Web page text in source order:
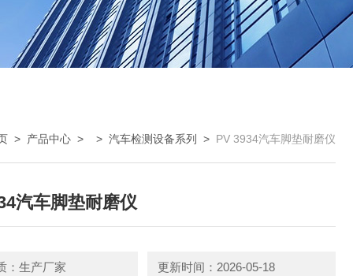
> 产品中心 > > 汽车检测设备系列 > PV 3934汽车脚垫耐磨仪
汽车脚垫耐磨仪
：生产厂家 更新时间：2026-05-18